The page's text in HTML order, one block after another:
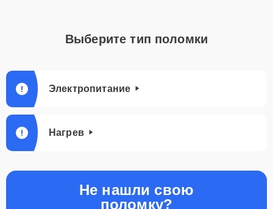
Выберите тип поломки
Электропитание
Нагрев
Не нашли свою
поломку?